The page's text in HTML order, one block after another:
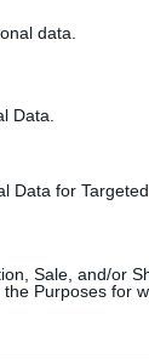
data.
Data.
Data for Targeted
Sale, and/or
Purposes for
az
ha már bevette
az is,